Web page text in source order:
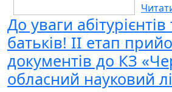
До уваги абітурієнтів
батьків! ІІ етап
документів до КЗ
обласний науковий